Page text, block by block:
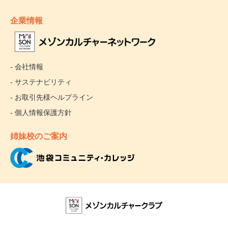
企業情報
- 会社情報
- サステナビリティ
- お取引先様ヘルプライン
- 個人情報保護方針
姉妹校のご案内